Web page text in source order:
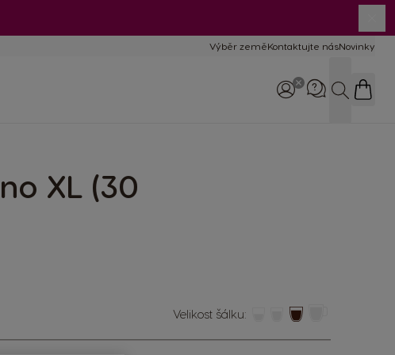
Výběr zeměKontaktujte násNovinky
Hledat
XL (30
Velikost šálku: